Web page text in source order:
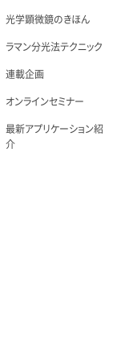
光学顕微鏡のきほん
ラマン分光法テクニック
連載企画
オンラインセミナー
最新アプリケーション紹
介